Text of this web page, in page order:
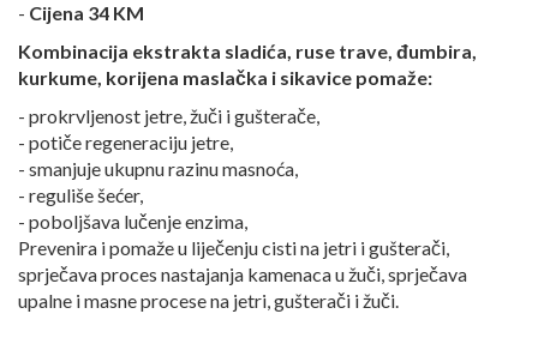
- Cijena 34 KM
Kombinacija ekstrakta sladića, ruse trave, đumbira,
kurkume, korijena maslačka i sikavice pomaže:
- prokrvljenost jetre, žuči i gušterače,
- potiče regeneraciju jetre,
- smanjuje ukupnu razinu masnoća,
- reguliše šećer,
- poboljšava lučenje enzima,
Prevenira i pomaže u liječenju cisti na jetri i gušterači,
sprječava proces nastajanja kamenaca u žuči, sprječava
upalne i masne procese na jetri, gušterači i žuči.